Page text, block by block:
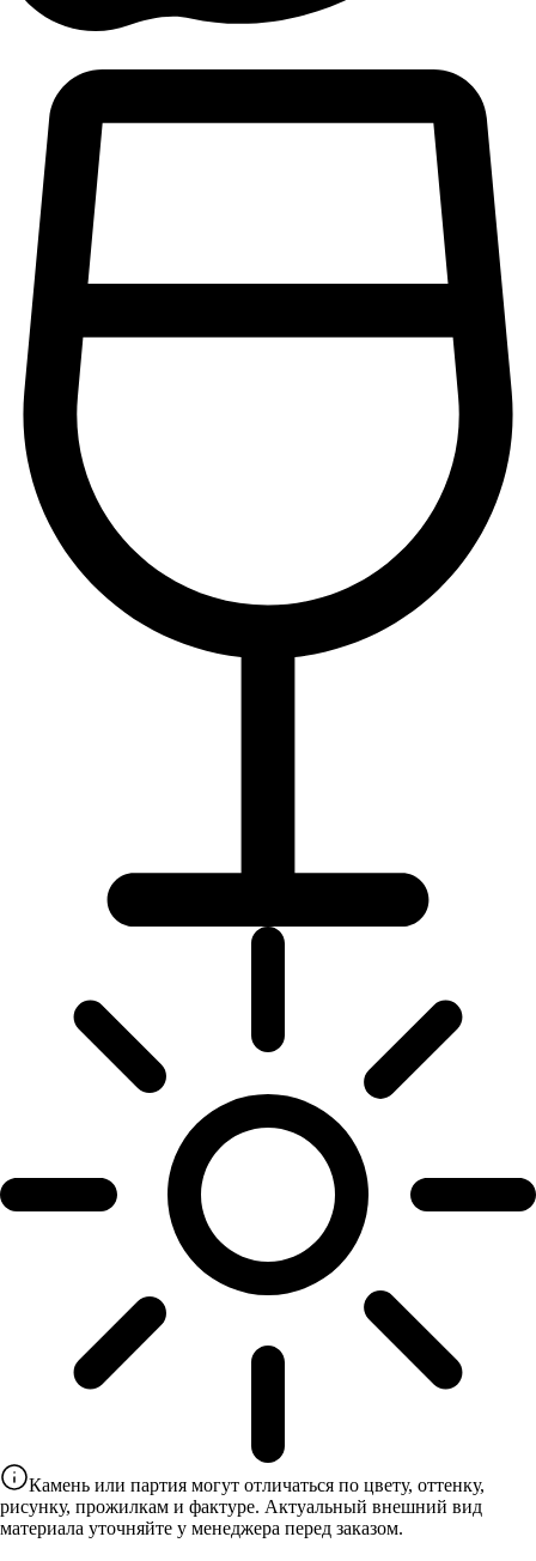
Камень или партия могут отличаться по цвету, оттенку,
рисунку, прожилкам и фактуре. Актуальный внешний вид
материала уточняйте у менеджера перед заказом.